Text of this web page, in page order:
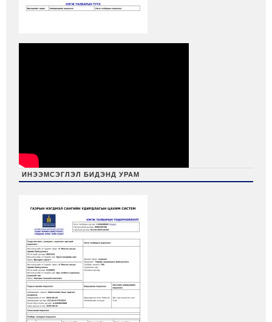
ИНЭЭМСЭГЛЭЛ БИДЭНД УРАМ